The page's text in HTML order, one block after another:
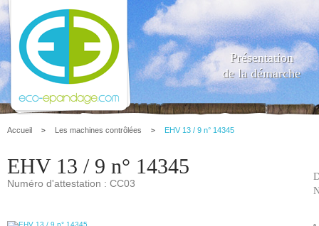
Présentation
de la démarche
Accueil Les machines contrôlées EHV 13 / 9 n° 14345
EHV 13 / 9 n° 14345
Numéro d'attestation : CC03